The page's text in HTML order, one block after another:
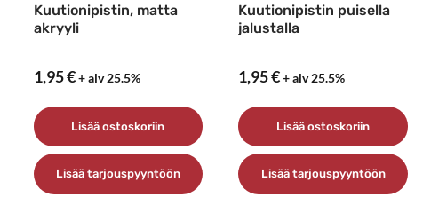
Kuutionipistin, matta
akryyli
1,95€ + alv 25.5%
Lisää ostoskoriin
Lisää tarjouspyyntöön
Kuutionipistin puisella
jalustalla
1,95€+ alv 25.5%
Lisää ostoskoriin
Lisää tarjouspyyntöön